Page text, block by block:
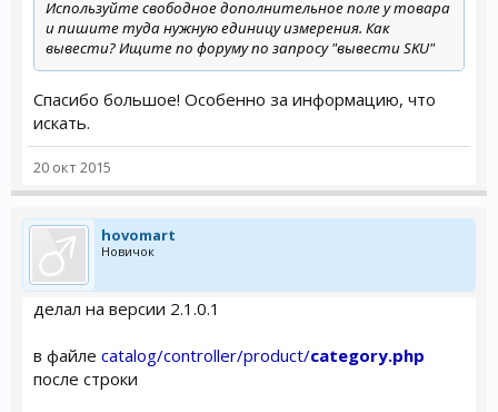
Используйте свободное дополнительное поле у товара
и пишите туда нужную единицу измерения. Как
вывести? Ищите по форуму по запросу "вывести SKU"
Спасибо большое! Особенно за информацию, что
искать.
20 окт 2015
hovomart
Новичок
делал на версии 2.1.0.1
в файле catalog/controller/product/category.php
после строки